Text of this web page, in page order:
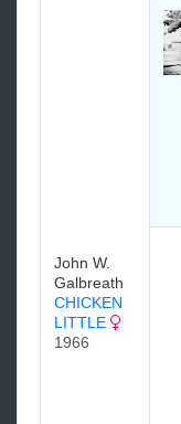
John W.
Galbreath
CHICKEN
LITTLE
1966